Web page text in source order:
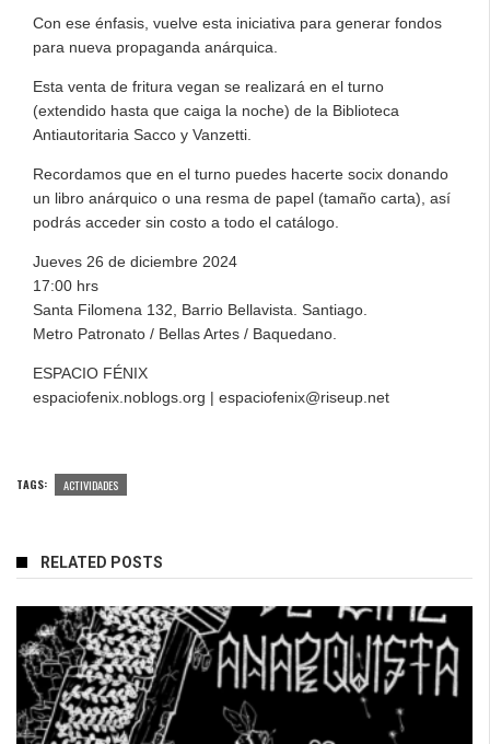
Con ese énfasis, vuelve esta iniciativa para generar fondos
para nueva propaganda anárquica.
Esta venta de fritura vegan se realizará en el turno
(extendido hasta que caiga la noche) de la Biblioteca
Antiautoritaria Sacco y Vanzetti.
Recordamos que en el turno puedes hacerte socix donando
un libro anárquico o una resma de papel (tamaño carta), así
podrás acceder sin costo a todo el catálogo.
Jueves 26 de diciembre 2024
17:00 hrs
Santa Filomena 132, Barrio Bellavista. Santiago.
Metro Patronato / Bellas Artes / Baquedano.
ESPACIO FÉNIX
espaciofenix.noblogs.org | espaciofenix@riseup.net
TAGS: ACTIVIDADES
RELATED POSTS